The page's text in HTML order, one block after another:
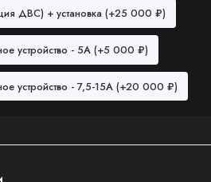
ДВС) + установка (+25 000 ₽)
устройство - 5А (+5 000 ₽)
устройство - 7,5-15А (+20 000 ₽)